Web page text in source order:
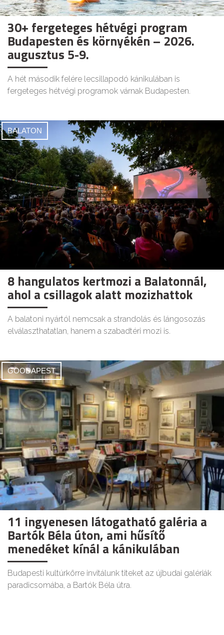
30+ fergeteges hétvégi program
Budapesten és környékén – 2026.
augusztus 5-9.
A hét második felére lecsillapodó kánikulában is
fergeteges hétvégi programok várnak Budapesten.
BALATON
8 hangulatos kertmozi a Balatonnál,
ahol a csillagok alatt mozizhattok
A balatoni nyártól nemcsak a strandolás és lángosozás
elválaszthatatlan, hanem a szabadtéri mozi is.
GOODAPEST
11 ingyenesen látogatható galéria a
Bartók Béla úton, ami hűsítő
menedéket kínál a kánikulában
Budapesti kultúrkörre invitálunk titeket az újbudai galériák
paradicsomába, a Bartók Béla útra.